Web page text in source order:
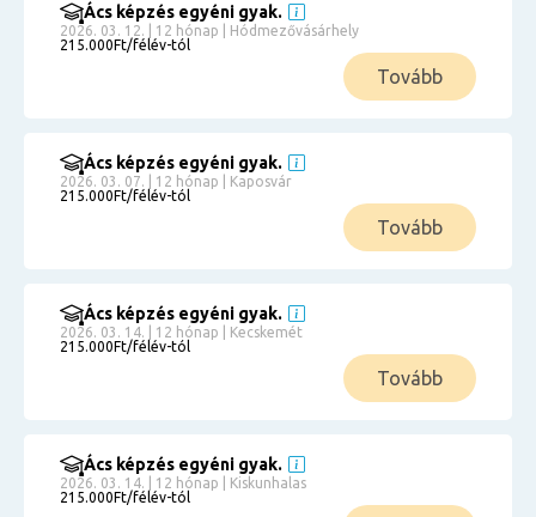
Ács képzés egyéni gyak.
2026. 03. 12. | 12 hónap | Hódmezővásárhely
215.000Ft/félév-tól
Tovább
Ács képzés egyéni gyak.
2026. 03. 07. | 12 hónap | Kaposvár
215.000Ft/félév-tól
Tovább
Ács képzés egyéni gyak.
2026. 03. 14. | 12 hónap | Kecskemét
215.000Ft/félév-tól
Tovább
Ács képzés egyéni gyak.
2026. 03. 14. | 12 hónap | Kiskunhalas
215.000Ft/félév-tól